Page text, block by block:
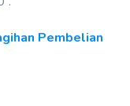
Pembelian